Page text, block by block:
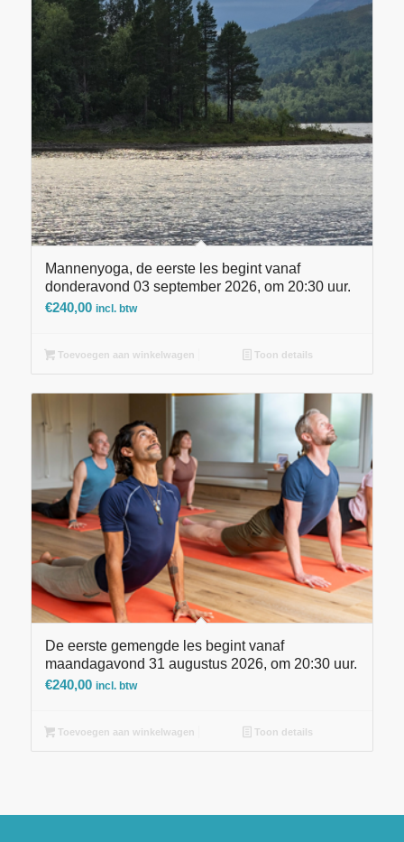
Mannenyoga, de eerste les begint vanaf
donderavond 03 september 2026, om 20:30 uur.
€240,00 incl. btw
Toevoegen aan winkelwagen Toon details
De eerste gemengde les begint vanaf
maandagavond 31 augustus 2026, om 20:30 uur.
€240,00 incl. btw
Toevoegen aan winkelwagen Toon details